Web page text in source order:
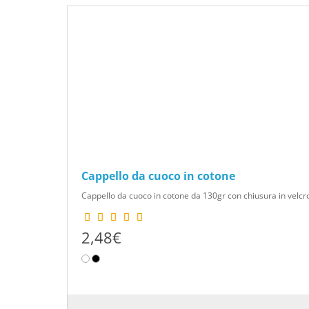
Cappello da cuoco in cotone
Cappello da cuoco in cotone da 130gr con chiusura in
2,48€